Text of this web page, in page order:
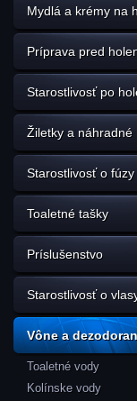
Mydlá a krémy na
Príprava pred
Starostlivosť po
Žiletky a náhradné
Starostlivosť o
Toaletné tašky
Príslušenstvo
Starostlivosť o
Vône a
Toaletné vody
Kolínske vody